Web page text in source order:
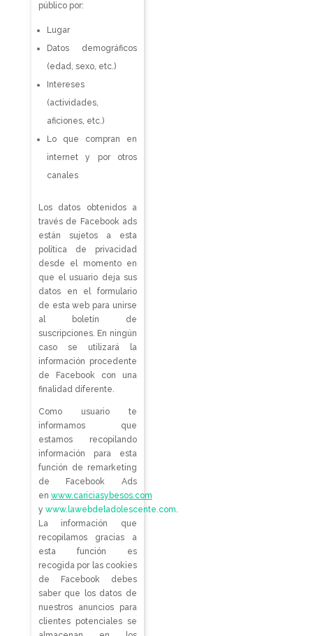
público por:
Lugar
Datos demográficos
(edad, sexo, etc.)
Intereses
(actividades,
aficiones, etc.)
Lo que compran en
internet y por otros
canales
Los datos obtenidos a
través de Facebook ads
están sujetos a esta
política de privacidad
desde el momento en
que el usuario deja sus
datos en el formulario
de esta web para unirse
al boletín de
suscripciones. En ningún
caso se utilizará la
información procedente
de Facebook con una
finalidad diferente.
Como usuario te
informamos que
estamos recopilando
información para esta
función de remarketing
de Facebook Ads
en www.cariciasybesos.com
y www.lawebdeladolescente.com.
La información que
recopilamos gracias a
esta función es
recogida por las cookies
de Facebook debes
saber que los datos de
nuestros anuncios para
clientes potenciales se